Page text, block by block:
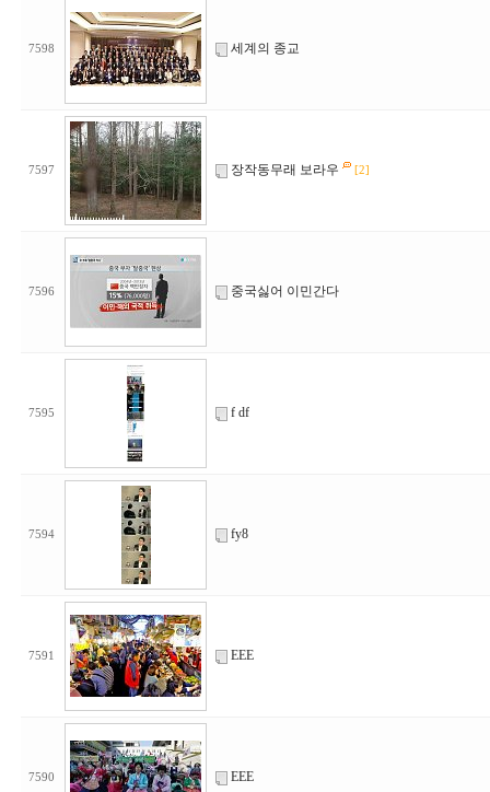
7598 세계의 종교
7597 장작동무래 보라우 [2]
7596 중국싫어 이민간다
7595 f df
7594 fy8
7591 EEE
7590 EEE